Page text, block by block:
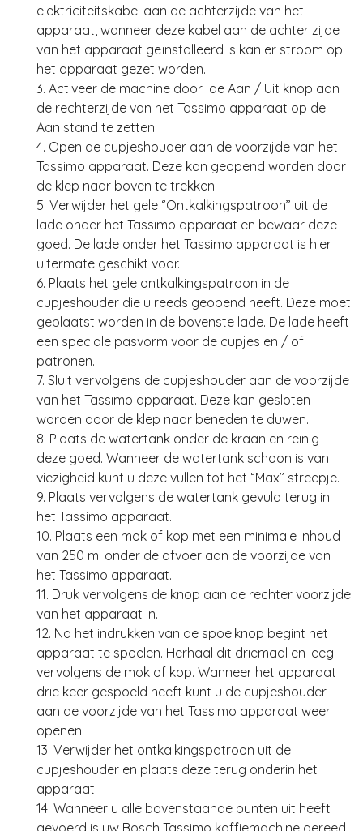
elektriciteitskabel aan de achterzijde van het
apparaat, wanneer deze kabel aan de achter zijde
van het apparaat geïnstalleerd is kan er stroom op
het apparaat gezet worden.
3. Activeer de machine door de Aan / Uit knop aan
de rechterzijde van het Tassimo apparaat op de
Aan stand te zetten.
4. Open de cupjeshouder aan de voorzijde van het
Tassimo apparaat. Deze kan geopend worden door
de klep naar boven te trekken.
5. Verwijder het gele ‘’Ontkalkingspatroon’’ uit de
lade onder het Tassimo apparaat en bewaar deze
goed. De lade onder het Tassimo apparaat is hier
uitermate geschikt voor.
6. Plaats het gele ontkalkingspatroon in de
cupjeshouder die u reeds geopend heeft. Deze moet
geplaatst worden in de bovenste lade. De lade heeft
een speciale pasvorm voor de cupjes en / of
patronen.
7. Sluit vervolgens de cupjeshouder aan de voorzijde
van het Tassimo apparaat. Deze kan gesloten
worden door de klep naar beneden te duwen.
8. Plaats de watertank onder de kraan en reinig
deze goed. Wanneer de watertank schoon is van
viezigheid kunt u deze vullen tot het ‘’Max’’ streepje.
9. Plaats vervolgens de watertank gevuld terug in
het Tassimo apparaat.
10. Plaats een mok of kop met een minimale inhoud
van 250 ml onder de afvoer aan de voorzijde van
het Tassimo apparaat.
11. Druk vervolgens de knop aan de rechter voorzijde
van het apparaat in.
12. Na het indrukken van de spoelknop begint het
apparaat te spoelen. Herhaal dit driemaal en leeg
vervolgens de mok of kop. Wanneer het apparaat
drie keer gespoeld heeft kunt u de cupjeshouder
aan de voorzijde van het Tassimo apparaat weer
openen.
13. Verwijder het ontkalkingspatroon uit de
cupjeshouder en plaats deze terug onderin het
apparaat.
14. Wanneer u alle bovenstaande punten uit heeft
gevoerd is uw Bosch Tassimo koffiemachine gereed